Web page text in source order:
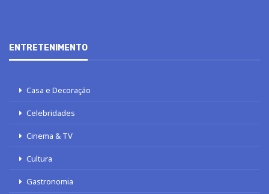
ENTRETENIMENTO
Casa e Decoração
Celebridades
Cinema & TV
Cultura
Gastronomia